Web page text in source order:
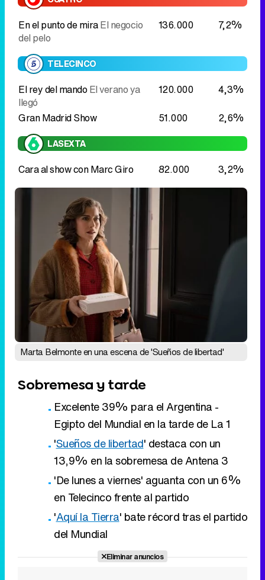
El rey del mandoEl verano ya
llegó
120.000
4,3%
Gran Madrid Show
LASEXTA
Cara al show con Marc Giro 82.000 3,2%
Marta Belmonte en una escena de 'Sueños de libertad'
Sobremesa y tarde
Excelente 39% para el Argentina -
Egipto del Mundial en la tarde de La 1
13,9% en la sobremesa de Antena 3
'De lunes a viernes' aguanta con un 6%
en Telecinco frente al partido
'Aquí la Tierra
' bate récord tras el partido
del Mundial
Eliminar anuncios